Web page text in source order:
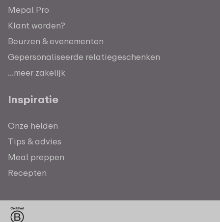
Mepal Pro
Klant worden?
Beurzen & evenementen
Gepersonaliseerde relatiegeschenken
...meer zakelijk
Inspiratie
Onze helden
Tips & advies
Meal preppen
Recepten